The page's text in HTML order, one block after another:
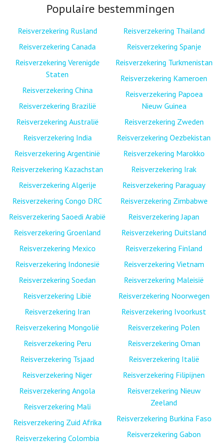
Populaire bestemmingen
Reisverzekering Rusland
Reisverzekering Canada
Reisverzekering Verenigde
Staten
Reisverzekering China
Reisverzekering Brazilië
Reisverzekering Australië
Reisverzekering India
Reisverzekering Argentinië
Reisverzekering Kazachstan
Reisverzekering Algerije
Reisverzekering Congo DRC
Reisverzekering Saoedi Arabië
Reisverzekering Groenland
Reisverzekering Mexico
Reisverzekering Indonesië
Reisverzekering Soedan
Reisverzekering Libië
Reisverzekering Iran
Reisverzekering Mongolië
Reisverzekering Peru
Reisverzekering Tsjaad
Reisverzekering Niger
Reisverzekering Angola
Reisverzekering Mali
Reisverzekering Zuid Afrika
Reisverzekering Colombia
Reisverzekering Thailand
Reisverzekering Spanje
Reisverzekering Turkmenistan
Reisverzekering Kameroen
Reisverzekering Papoea
Nieuw Guinea
Reisverzekering Zweden
Reisverzekering Oezbekistan
Reisverzekering Marokko
Reisverzekering Irak
Reisverzekering Paraguay
Reisverzekering Zimbabwe
Reisverzekering Japan
Reisverzekering Duitsland
Reisverzekering Finland
Reisverzekering Vietnam
Reisverzekering Maleisië
Reisverzekering Noorwegen
Reisverzekering Ivoorkust
Reisverzekering Polen
Reisverzekering Oman
Reisverzekering Italië
Reisverzekering Filipijnen
Reisverzekering Nieuw
Zeeland
Reisverzekering Burkina Faso
Reisverzekering Gabon